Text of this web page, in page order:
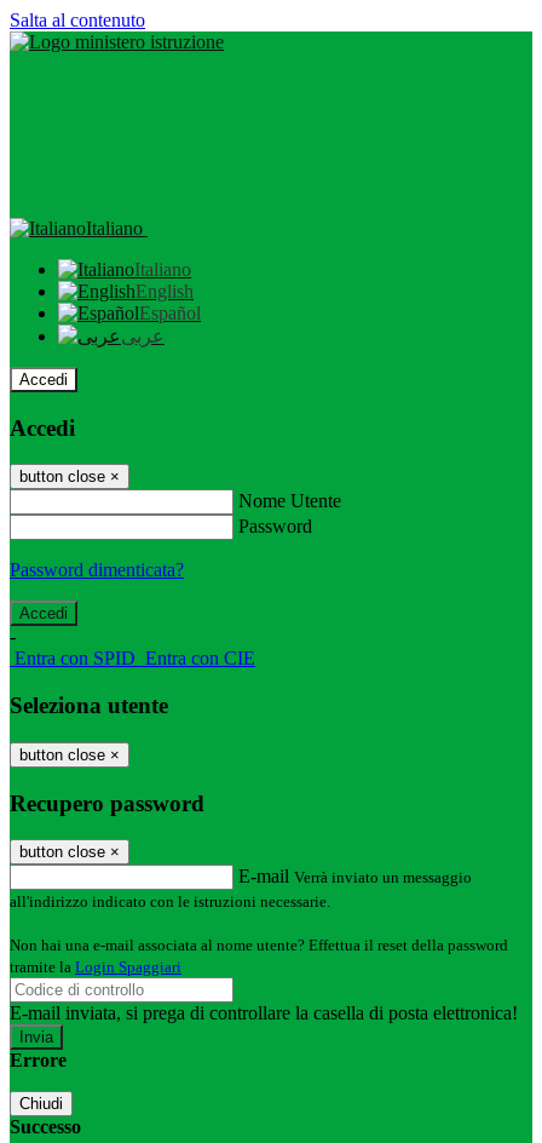
Salta al contenuto
Italiano
Italiano
English
Español
عربى
Accedi
Accedi
button close ×
Nome Utente
Password
Password dimenticata?
-
Entra con SPID Entra con CIE
Seleziona utente
button close ×
Recupero password
button close ×
E-mail Verrà inviato un messaggio
all'indirizzo indicato con le istruzioni necessarie.
Non hai una e-mail associata al nome utente? Effettua il reset della password
tramite la Login Spaggiari
E-mail inviata, si prega di controllare la casella di posta elettronica!
Errore
Chiudi
Successo